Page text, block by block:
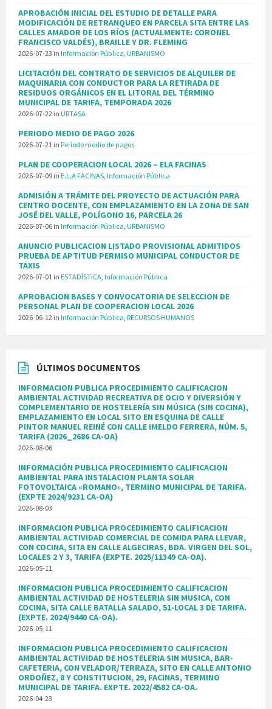
APROBACIÓN INICIAL DEL ESTUDIO DE DETALLE PARA
MODIFICACIÓN DE RETRANQUEO EN PARCELA SITA ENTRE LAS
CALLES AMADOR DE LOS RÍOS (ACTUALMENTE: CORONEL
FRANCISCO VALDÉS), BRAILLE Y DR. FLEMING
2026-07-23 in Información Pública, URBANISMO
LICITACIÓN DEL CONTRATO DE SERVICIOS DE ALQUILER DE
MAQUINARIA CON CONDUCTOR PARA LA RETIRADA DE
RESIDUOS ORGÁNICOS EN EL LITORAL DEL TÉRMINO
MUNICIPAL DE TARIFA, TEMPORADA 2026
2026-07-22 in URTASA
PERIODO MEDIO DE PAGO 2026
2026-07-21 in Período medio de pagos
PLAN DE COOPERACION LOCAL 2026 – ELA FACINAS
2026-07-09 in E.L.A FACINAS, Información Pública
ADMISIÓN A TRÁMITE DEL PROYECTO DE ACTUACIÓN PARA
CENTRO DOCENTE, CON EMPLAZAMIENTO EN LA ZONA DE SAN
JOSÉ DEL VALLE, POLÍGONO 16, PARCELA 26
2026-07-06 in Información Pública, URBANISMO
ANUNCIO PUBLICACION LISTADO PROVISIONAL ADMITIDOS
PRUEBA DE APTITUD PERMISO MUNICIPAL CONDUCTOR DE
TAXIS
2026-07-01 in ESTADÍSTICA, Información Pública
APROBACION BASES Y CONVOCATORIA DE SELECCION DE
PERSONAL PLAN DE COOPERACION LOCAL 2026
2026-06-12 in Información Pública, RECURSOS HUMANOS
ÚLTIMOS DOCUMENTOS
INFORMACION PUBLICA PROCEDIMIENTO CALIFICACION
AMBIENTAL ACTIVIDAD RECREATIVA DE OCIO Y DIVERSIÓN Y
COMPLEMENTARIO DE HOSTELERÍA SIN MÚSICA (SIN COCINA),
EMPLAZAMIENTO EN LOCAL SITO EN ESQUINA DE CALLE
PINTOR MANUEL REINÉ CON CALLE IMELDO FERRERA, NÚM. 5,
TARIFA (2026_2686 CA-OA)
2026-08-06
INFORMACIÓN PUBLICA PROCEDIMIENTO CALIFICACION
AMBIENTAL PARA INSTALACION PLANTA SOLAR
FOTOVOLTAICA «ROMANO», TERMINO MUNICIPAL DE TARIFA.
(EXPTE 2024/9231 CA-OA)
2026-08-03
INFORMACION PUBLICA PROCEDIMIENTO CALIFICACION
AMBIENTAL ACTIVIDAD COMERCIAL DE COMIDA PARA LLEVAR,
CON COCINA, SITA EN CALLE ALGECIRAS, BDA. VIRGEN DEL SOL,
LOCALES 2 Y 3, TARIFA (EXPTE. 2025/11349 CA-OA).
2026-05-11
INFORMACION PUBLICA PROCEDIMIENTO CALIFICACION
AMBIENTAL ACTIVIDAD DE HOSTELERIA SIN MUSICA, CON
COCINA, SITA CALLE BATALLA SALADO, 51-LOCAL 3 DE TARIFA.
(EXPTE. 2024/9440 CA-OA).
2026-05-11
INFORMACION PUBLICA PROCEDIMIENTO CALIFICACION
AMBIENTAL ACTIVIDAD DE HOSTELERIA SIN MUSICA, BAR-
CAFETERIA, CON VELADOR/TERRAZA, SITO EN CALLE ANTONIO
ORDOÑEZ, 8 Y CONSTITUCION, 29, FACINAS, TERMINO
MUNICIPAL DE TARIFA. EXPTE. 2022/4582 CA-OA.
2026-04-23